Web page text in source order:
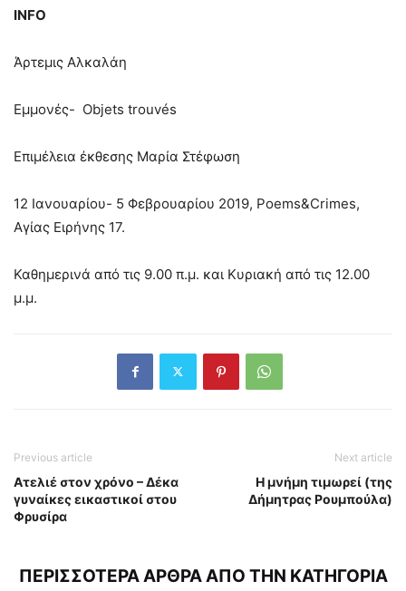
INFO
Άρτεμις Αλκαλάη
Εμμονές- Objets trouvés
Επιμέλεια έκθεσης Μαρία Στέφωση
12 Ιανουαρίου- 5 Φεβρουαρίου 2019, Poems&Crimes,
Αγίας Ειρήνης 17.
Καθημερινά από τις 9.00 π.μ. και Κυριακή από τις 12.00
μ.μ.
Previous article
Ατελιέ στον χρόνο – Δέκα
γυναίκες εικαστικοί στου
Φρυσίρα
Next article
Η μνήμη τιμωρεί (της
Δήμητρας Ρουμπούλα)
ΠΕΡΙΣΣΟΤΕΡΑ ΑΡΘΡΑ ΑΠΟ ΤΗΝ ΚΑΤΗΓΟΡΙΑ